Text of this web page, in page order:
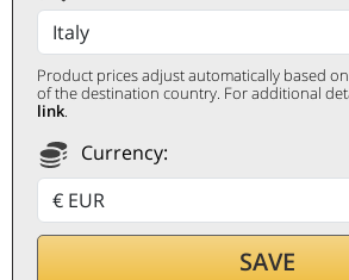
Product prices adjust automatically based
of the destination country. For additional
link.
Currency:
SAVE
RICOSSA
0,75 ℓ